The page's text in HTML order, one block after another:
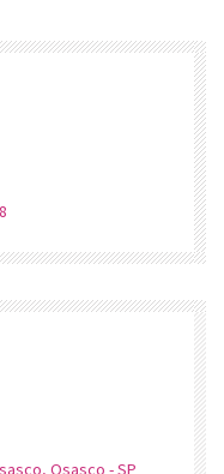
Osasco - SP